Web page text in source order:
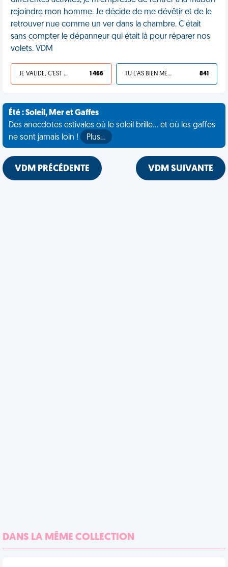
rejoindre mon homme. Je décide de me dévêtir et de le
retrouver nue comme un ver dans la chambre. C'était
sans compter le dépanneur qui était là pour réparer nos
volets. VDM
JE VALIDE, C'EST UNE VDM 1 466 TU L'AS BIEN MÉRITÉ 841
Été : Soleil, Mer et Gaffes
Des anecdotes estivales où le soleil brille... et où les gaffes
ne sont jamais loin !
Plus…
VDM PRÉCÉDENTE VDM SUIVANTE
DANS LA MÊME COLLECTION